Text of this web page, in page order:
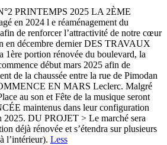
PRINTEMPS 2025 LA 2ÈME
en 2024 l e réaménagement du
de renforcer l’attractivité de notre cœur
en décembre dernier DES TRAVAUX
portion rénovée du boulevard, la
début mars 2025 afin de
de la chaussée entre la rue de Pimodan
EN MARS Leclerc. Malgré
au son et Fête de la musique seront
maintenus dans leur configuration
2025. DU PROJET > Le marché sera
déjà rénovée et s’étendra sur plusieurs
l’intérieur). Less